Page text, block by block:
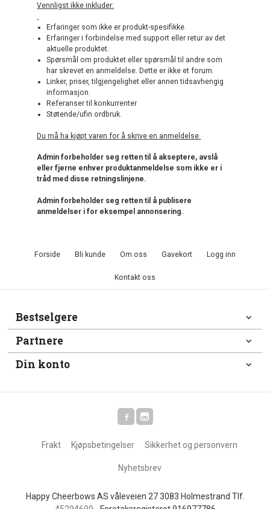
Vennligst ikke inkluder:
Erfaringer som ikke er produkt-spesifikke.
Erfaringer i forbindelse med support eller retur av det
aktuelle produktet.
Spørsmål om produktet eller spørsmål til andre som
har skrevet en anmeldelse. Dette er ikke et forum.
Linker, priser, tilgjengelighet eller annen tidsavhengig
informasjon.
Referanser til konkurrenter
Støtende/ufin ordbruk.
Du må ha kjøpt varen for å skrive en anmeldelse.
Admin forbeholder seg retten til å akseptere, avslå
eller fjerne enhver produktanmeldelse som ikke er i
tråd med disse retningslinjene.
Admin forbeholder seg retten til å publisere
anmeldelser i for eksempel annonsering.
Forside Bli kunde Om oss Gavekort Logg inn
Kontakt oss
Bestselgere
Partnere
Din konto
Frakt Kjøpsbetingelser Sikkerhet og personvern
Nyhetsbrev
Happy Cheerbows AS våleveien 27 3083 Holmestrand Tlf.